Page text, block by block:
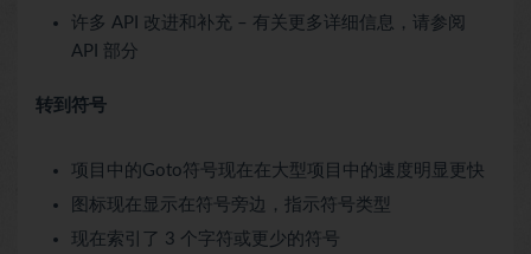
许多 API 改进和补充 – 有关更多详细信息，请参阅
API 部分
转到符号
项目中的Goto符号现在在大型项目中的速度明显更快
图标现在显示在符号旁边，指示符号类型
现在索引了 3 个字符或更少的符号